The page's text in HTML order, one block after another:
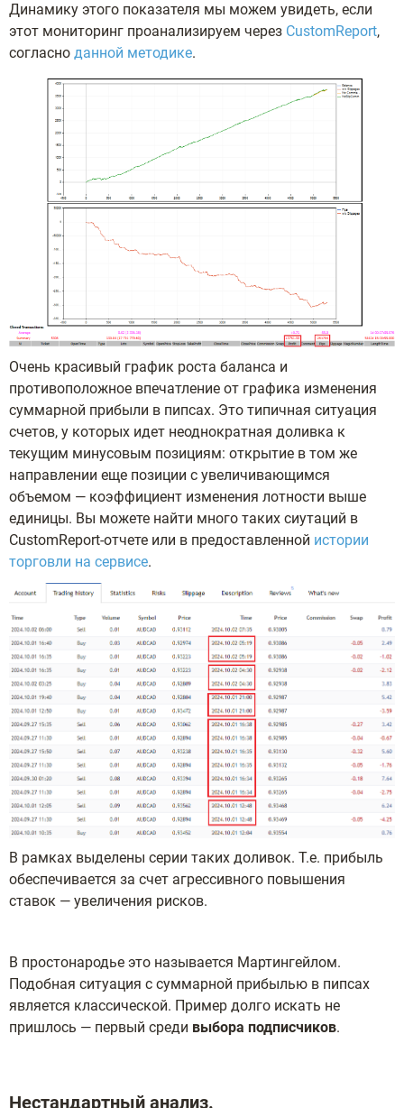
Динамику этого показателя мы можем увидеть, если
этот мониторинг проанализируем через CustomReport,
согласно данной методике.
Очень красивый график роста баланса и
противоположное впечатление от графика изменения
суммарной прибыли в пипсах. Это типичная ситуация
счетов, у которых идет неоднократная доливка к
текущим минусовым позициям: открытие в том же
направлении еще позиции с увеличивающимся
объемом — коэффициент изменения лотности выше
единицы. Вы можете найти много таких сиутаций в
CustomReport-отчете или в предоставленной истории
торговли на сервисе.
В рамках выделены серии таких доливок. Т.е. прибыль
обеспечивается за счет агрессивного повышения
ставок — увеличения рисков.
В простонародье это называется Мартингейлом.
Подобная ситуация с суммарной прибылью в пипсах
является классической. Пример долго искать не
пришлось — первый среди выбора подписчиков.
Нестандартный анализ.